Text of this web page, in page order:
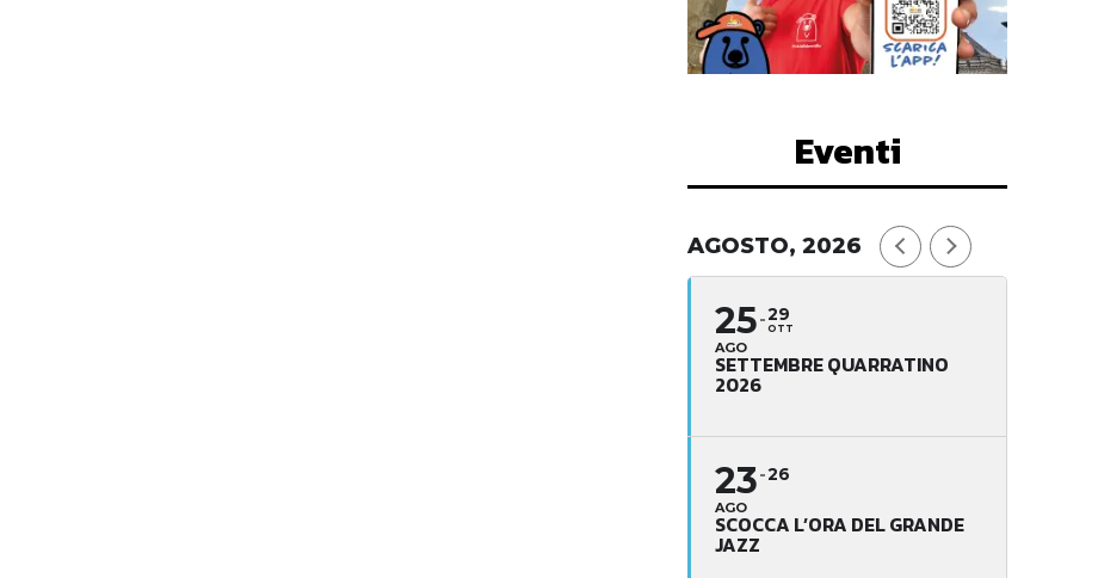
Eventi
AGOSTO, 2026
25
AGO
29
OTT
SETTEMBRE QUARRATINO
2026
23
AGO
26
SCOCCA L’ORA DEL GRANDE
JAZZ